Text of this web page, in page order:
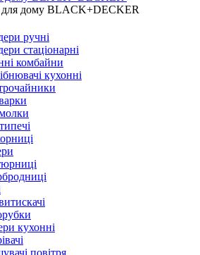
для дому BLACK+DECKER
ручні
стаціонарні
комбайни
кухонні
кухонні
повітря